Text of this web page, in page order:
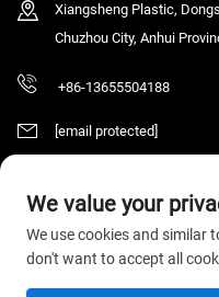
Xiangsheng Plastic,
Chuzhou City, Anhui
+86-13655504188
[email protected]
Copyright © 2026 Tianchang
rättigheter
We value your
We use cookies and similar
don't want to accept all